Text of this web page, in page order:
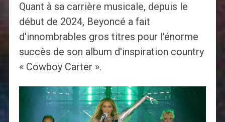
Quant à sa carrière musicale, depuis le
début de 2024, Beyoncé a fait
d'innombrables gros titres pour l'énorme
succès de son album d'inspiration country
« Cowboy Carter ».